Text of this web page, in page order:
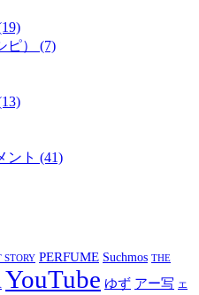
ピ） (7)
ント (41)
STORY PERFUME Suchmos THE
YouTube ゆず アー写 エ